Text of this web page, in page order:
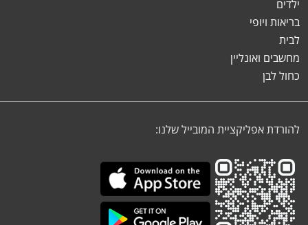
ילדים
בריאות ויופי
לבית
מחשבים ואונליין
כחול לבן
להורדת אפליקציית המובייל שלנו: